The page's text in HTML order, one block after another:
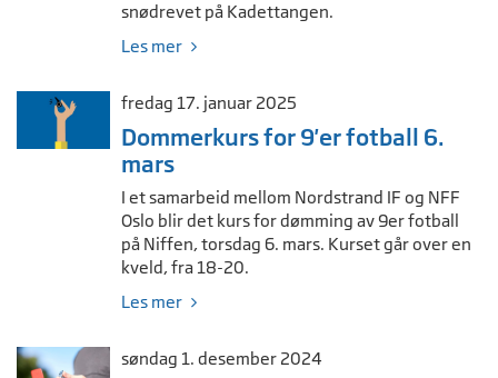
snødrevet på Kadettangen.
Les mer
fredag 17. januar 2025
Dommerkurs for 9'er fotball 6.
mars
I et samarbeid mellom Nordstrand IF og NFF
Oslo blir det kurs for dømming av 9er fotball
på Niffen, torsdag 6. mars. Kurset går over en
kveld, fra 18-20.
Les mer
søndag 1. desember 2024